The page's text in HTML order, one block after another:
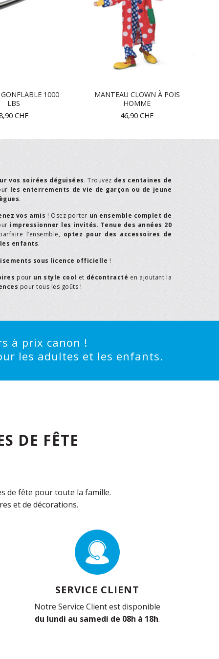
1000
LBS
CHF
MANTEAU CLOWN À POIS
HOMME
46,90 CHF
vos soirées déguisées. Trouvez des centaines de
les enterrements de vie de garçon ou de jeune
.
vos amis ! Osez porter un ensemble complet de
impressionner les invités. Tenue des années 20
l’ensemble, optez pour des accessoires de
les enfants.
sous licence officielle !
pour un style cool et décontracté en ajoutant la
pour tous les goûts !
à prix canon !
les adultes et les enfants.
DE FÊTE
de fête pour toute la famille.
et de décorations.
SERVICE CLIENT
Notre Service Client est disponible
du lundi au samedi de 08h à 18h.